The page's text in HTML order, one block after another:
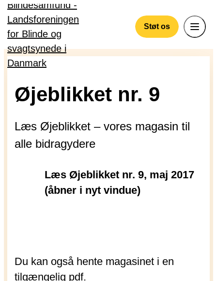
Gå til hovedindhold
Støt os
Øjeblikket nr. 9
Læs Øjeblikket – vores magasin til
alle bidragydere
Læs Øjeblikket nr. 9, maj 2017
(åbner i nyt vindue)
Du kan også hente magasinet i en
tilgængelig pdf.